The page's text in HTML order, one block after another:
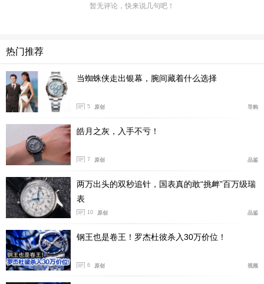
旋转的外圈都是为潜水者量身打造。其次是雪花型指针的
使用，也仿佛令我们回到了五十年前。腕表的防水深度为
200米。
总结：复古表就是将那个年代的精华流传下来，无论如何
变迁和新花样层出不穷，依然保留最原始的绅士记号。今
天为大家推荐的三款腕表，都是品牌经典的表款延续，将
那个年代的美延续到现今。（图/文 腕表之家 陈忠运）
暂无评论，快来说几句吧！
热门推荐
当蜘蛛侠走出银幕，腕间藏着什么选择
5 原创 导购
皓月之灰，入手不亏！
7 原创 品鉴
两万出头的双秒追针，国表真的敢“挑衅”百万级瑞
表
10 原创 品鉴
钢王也是卷王！罗杰杜彼杀入30万价位！
6 原创 视频